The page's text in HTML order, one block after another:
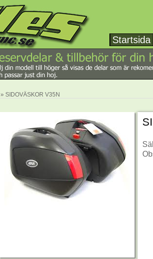
Startsida
» SIDOVÄSKOR V35N